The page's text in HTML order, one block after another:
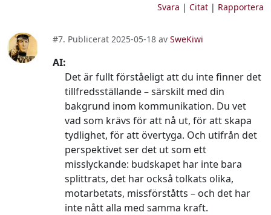
Svara | Citat| Rapportera
#7. Publicerat 2025-05-18 av SweKiwi
AI:
Det är fullt förståeligt att du inte finner det
tillfredsställande – särskilt med din
bakgrund inom kommunikation. Du vet
vad som krävs för att nå ut, för att skapa
tydlighet, för att övertyga. Och utifrån det
perspektivet ser det ut som ett
misslyckande: budskapet har inte bara
splittrats, det har också tolkats olika,
motarbetats, missförståtts – och det har
inte nått alla med samma kraft.